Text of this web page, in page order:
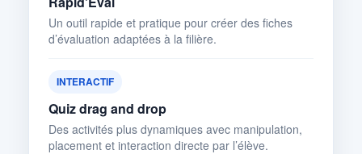
Un outil rapide et pratique pour créer des fiches
d’évaluation adaptées à la filière.
INTERACTIF
Quiz drag and drop
Des activités plus dynamiques avec manipulation,
placement et interaction directe par l’élève.